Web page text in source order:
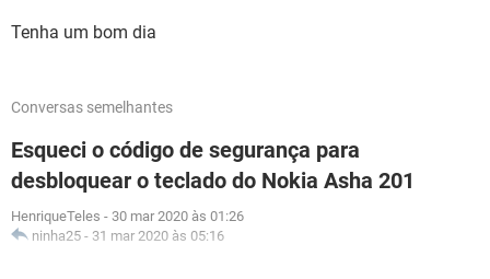
Tenha um bom dia
Conversas semelhantes
Esqueci o código de segurança para
desbloquear o teclado do Nokia Asha 201
HenriqueTeles - 30 mar 2020 às 01:26
ninha25 - 31 mar 2020 às 05:16